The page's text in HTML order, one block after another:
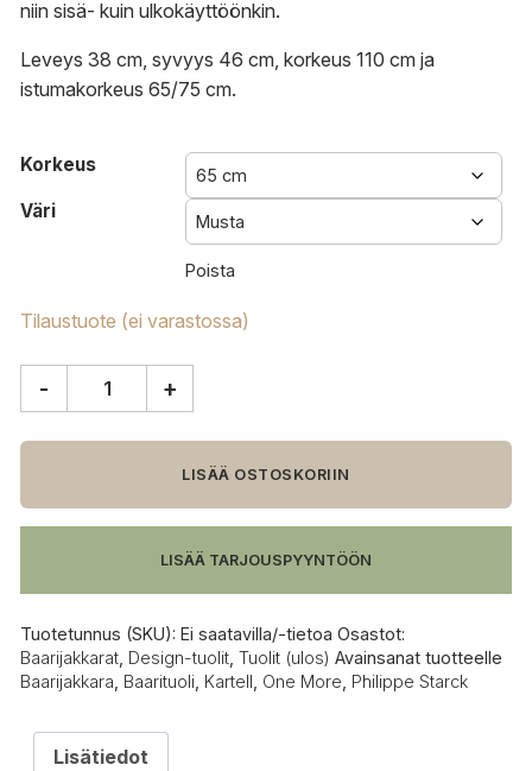
niin sisä- kuin ulkokäyttöönkin.
Leveys 38 cm, syvyys 46 cm, korkeus 110 cm ja
istumakorkeus 65/75 cm.
Korkeus
Väri
Poista
Tilaustuote (ei varastossa)
More
määrä
- +
LISÄÄ OSTOSKORIIN
LISÄÄ TARJOUSPYYNTÖÖN
Tuotetunnus (SKU): Ei saatavilla/-tietoa Osastot:
Baarijakkarat Design-tuolit Tuolit (ulos) Avainsanat tuotteelle
Baarijakkara Baarituoli Kartell One More Philippe Starck
Lisätiedot